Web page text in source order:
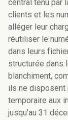
central tenu par
clients et les
alléger leur
réutiliser le
dans leurs
structurée dans
blanchiment,
ils ne disposent
temporaire aux
jusqu'au 31